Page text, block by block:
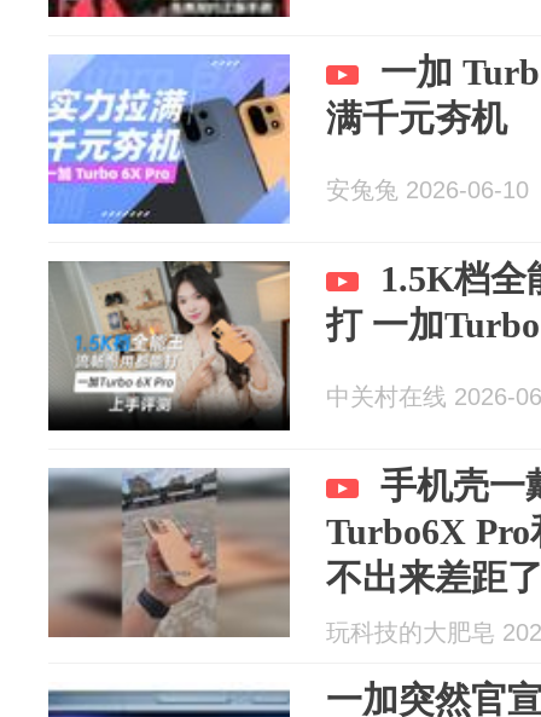
一加
满千元夯机
安兔兔 2026-06-10
1.5K档全
打 一加
中关村在线 2026-
手机壳一
Turbo6X
不出来差距
玩科技的大肥皂
一加突然官